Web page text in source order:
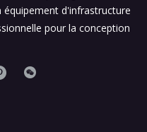
équipement d'infrastructure
pour la conception